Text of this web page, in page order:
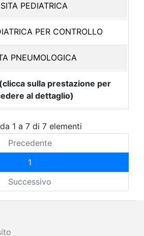
PEDIATRICA
PER CONTROLLO
PNEUMOLOGICA
sulla prestazione per
al dettaglio)
1 a 7 di 7 elementi
Precedente
1
Successivo